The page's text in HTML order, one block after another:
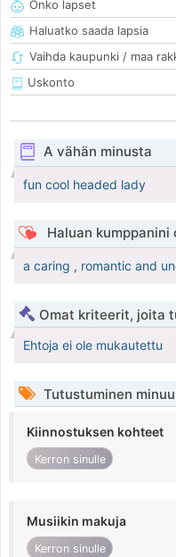
Onko lapset
Haluatko saada lapsia
Vaihda kaupunki / maa
Uskonto
A vähän minusta
fun cool headed lady
Haluan kumppanini
a caring , romantic and
Omat kriteerit, joita
Ehtoja ei ole mukautettu
Tutustuminen
Kiinnostuksen kohteet
Kerron sinulle
Musiikin makuja
Kerron sinulle